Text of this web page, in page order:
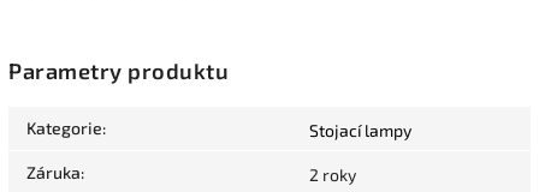
Parametry produktu
Kategorie: Stojací lampy
Záruka: 2 roky